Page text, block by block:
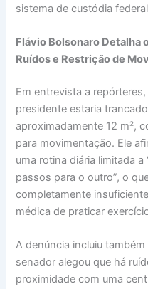
sistema de custódia
Flávio Bolsonaro Detalha
Ruídos e Restrição de
Em entrevista a
presidente estaria
aproximadamente 12 m²,
para movimentação. Ele
uma rotina diária limitada
passos para o outro”, o
completamente
médica de praticar
A denúncia incluiu
senador alegou que há
proximidade com uma